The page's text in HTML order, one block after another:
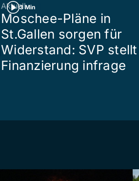
3 Min
Aktuell
Moschee-Pläne in
St.Gallen sorgen für
Widerstand: SVP stellt
Finanzierung infrage